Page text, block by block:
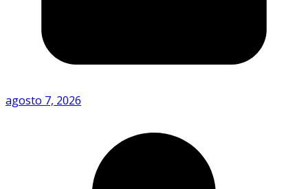
agosto 7, 2026